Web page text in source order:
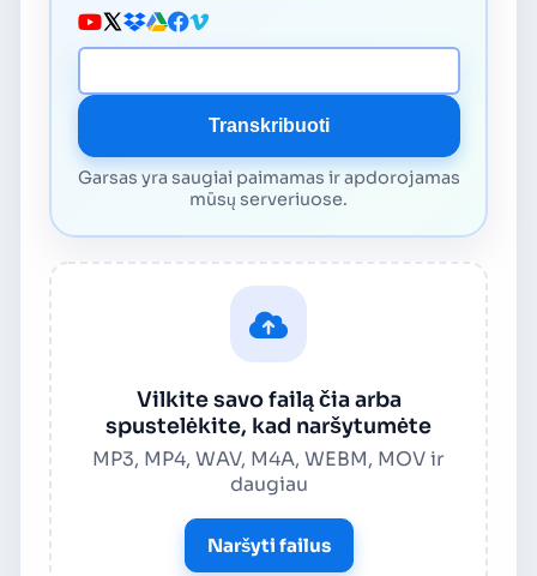
Medijos URL
Transkribuoti
Garsas yra saugiai paimamas ir apdorojamas
mūsų serveriuose.
Vilkite savo failą čia arba
spustelėkite, kad naršytumėte
MP3, MP4, WAV, M4A, WEBM, MOV ir
daugiau
Naršyti failus